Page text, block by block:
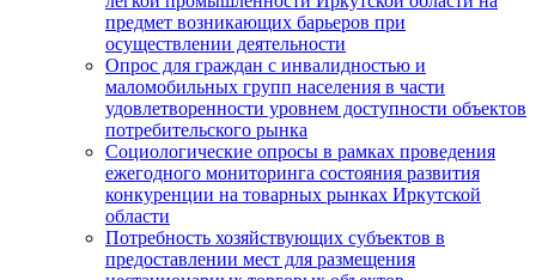
предмет возникающих барьеров при
осуществлении деятельности
Опрос для граждан с инвалидностью и
маломобильных групп населения в части
удовлетворенности уровнем доступности объектов
потребительского рынка
Социологические опросы в рамках проведения
ежегодного мониторинга состояния развития
конкуренции на товарных рынках Иркутской
области
Потребность хозяйствующих субъектов в
предоставлении мест для размещения